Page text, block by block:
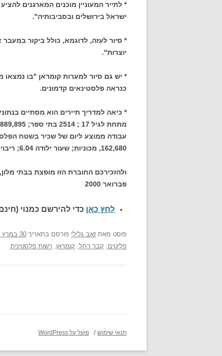
* לתייר המעוניין מוכנים המארגנים
ישראל בירושלים ובסביבותיה".
* סיור לעזה, לדוגמא, כולל ביקור במעבר
יוצרות".
* יש גם סיור למערות קומראן "בו נמצאו
כנראה פלסטינאים קדמונים.
162,680, מכוניות; שעור ילודה 6.04; ריבוי טבעי 4.18.
ולהזכירכם החוברת הזו מופצת בבתי
פברואר 2000
לחץ כאן כדי להירשם כמנוי
פוסט מאת זאב גלילי פורסם בתאריך 30 במרץ 2009
פליטים, קבר רחל, קומראן, רשות פלסטינית.
תנאי שימוש פועל על WordPress